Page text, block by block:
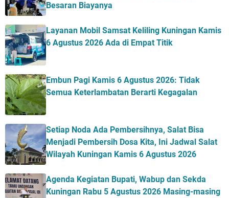
Besaran Biayanya
Layanan Mobil Samsat Keliling Kuningan Kamis
6 Agustus 2026 Ada di Empat Titik
Embun Pagi Kamis 6 Agustus 2026: Tidak
Semua Keterlambatan Berarti Kegagalan
Setiap Noda Ada Pembersihnya, Salat Bisa
Menjadi Pembersih Dosa Kita, Ini Jadwal Salat
Wilayah Kuningan Kamis 6 Agustus 2026
Agenda Kegiatan Bupati, Wabup dan Sekda
Kuningan Rabu 5 Agustus 2026 Masing-masing